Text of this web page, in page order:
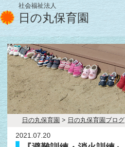
社会福祉法人
日の丸保育園
日の丸保育園 > 日の丸保育園ブログ
2021.07.20